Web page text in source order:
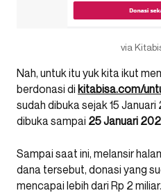
via
Nah, untuk itu yuk kita ikut
berdonasi di kitabisa.com/
sudah dibuka sejak 15
dibuka sampai 25 Januari
Sampai saat ini, melansir
dana tersebut, donasi yang
mencapai lebih dari Rp 2